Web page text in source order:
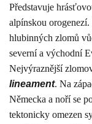
Představuje
alpínskou
hlubinných zlomů
severní a východní
Nejvýraznější
lineament. Na
Německa a noří se
tektonicky omezen